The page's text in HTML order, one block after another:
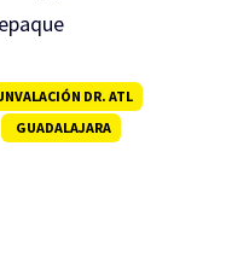
DR. ATL
GUADALAJARA